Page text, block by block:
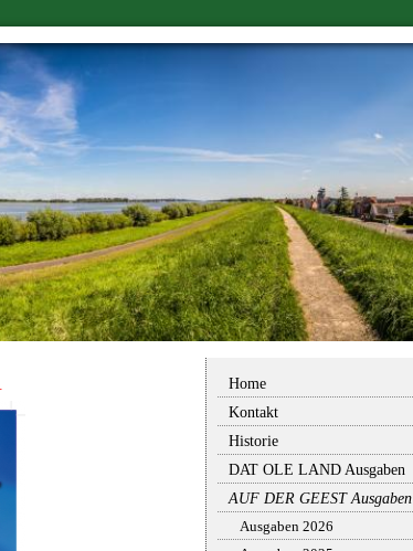
Home
Kontakt
Historie
DAT OLE LAND Ausgaben
AUF DER GEEST Ausgaben
Ausgaben 2026